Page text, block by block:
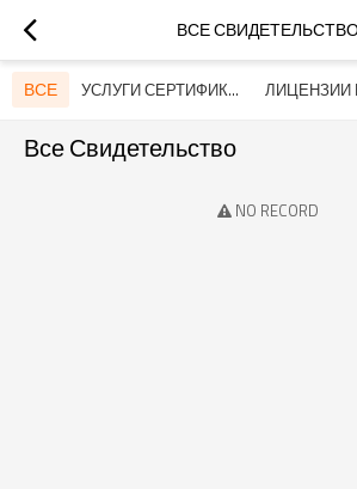
ВСЕ
ВСЕ УСЛУГИ СЕРТИФИКАТЫ
Все Свидетельство
NO RECORD